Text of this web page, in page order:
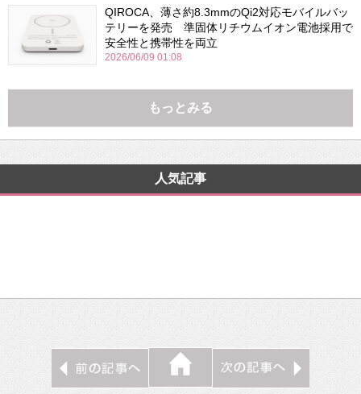
QIROCA、薄さ約8.3mmのQi2対応モバイルバッ
テリーを発売 準固体リチウムイオン電池採用で
安全性と携帯性を両立
2026/06/09 01:08
もっとみる
人気記事